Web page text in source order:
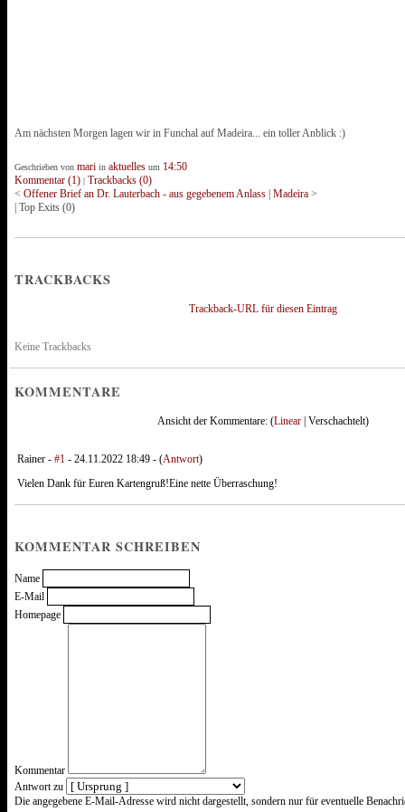
Am nächsten Morgen lagen wir in Funchal auf Madeira... ein toller Anblick :)
Geschrieben von mari in aktuelles um 14:50
Kommentar (1) | Trackbacks (0)
< Offener Brief an Dr. Lauterbach - aus gegebenem Anlass Madeira >
Top Exits (0)
TRACKBACKS
Trackback-URL für diesen Eintrag
Keine Trackbacks
KOMMENTARE
Ansicht der Kommentare: (Linear | Verschachtelt)
Rainer - #1 - 24.11.2022 18:49 - (Antwort)
Vielen Dank für Euren Kartengruß!Eine nette Überraschung!
KOMMENTAR SCHREIBEN
Name
E-Mail
Homepage
Kommentar
Antwort zu
Was
Die angegebene E-Mail-Adresse wird nicht dargestellt, sondern nur für eventuelle